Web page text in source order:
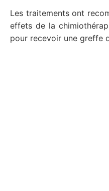
Les traitements ont
effets de la
pour recevoir une greffe